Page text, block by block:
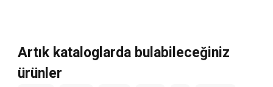
Artık kataloglarda bulabileceğiniz
ürünler